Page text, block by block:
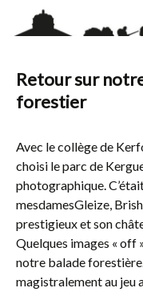
Retour sur
forestier
Avec le collège de
choisi le parc de
photographique.
mesdamesGleize,
prestigieux et son
Quelques images « off
notre balade
magistralement au jeu